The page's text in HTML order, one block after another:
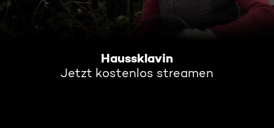
Haussklavin
Jetzt kostenlos streamen